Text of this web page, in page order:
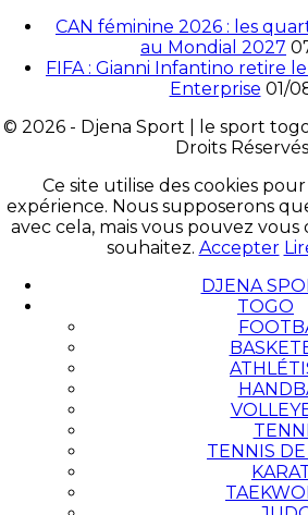
CAN féminine 2026 : les
au Mondial 2027
FIFA : Gianni Infantino retire
Enterprise 01/
© 2026 - Djena Sport | le sport
Droits
Ce site utilise des cookies
expérience. Nous supposerons
avec cela, mais vous pouvez vous
souhaitez. Accepter
DJENA
TOGO
TENNIS